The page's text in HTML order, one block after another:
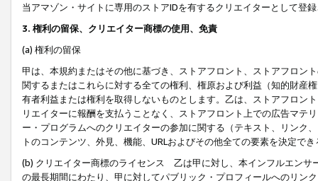
当アマゾン・サイトに専用のストアIDを有するクリエイターとして登
3. 権利の留保、クリエイター商標の使用、免責
(a) 権利の留保
甲は、本規約またはその他に基づき、ストアフロント、ストアフロン
関するまたはこれらに対する全ての権利、権原および利益（知的財産
有者利益または権利を取得しないものとします。乙は、ストアフロン
リエイターに報酬を支払うことなく、ストアフロント上での広告マテ
ー・プログラムへのクリエイターの参加に関する（テキスト、リンク
トのコンテンツ、外見、機能、URLおよびその他全ての要素を決定で
(b) クリエイター商標のライセンス 乙は甲に対し、本インフルエンサ
の最長期間にわたり、甲に対してパブリック・プロフィールへのリン